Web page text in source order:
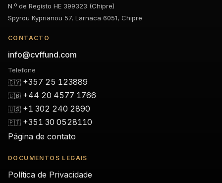
N.º de Registo HE 399323 (Chipre)
Spyrou Kyprianou 57, Larnaca 6051, Chipre
CONTACTO
info@cvffund.com
Telefone
🇨🇾 +357 25 123889
🇬🇧 +44 20 4577 1766
🇺🇸 +1 302 240 2890
🇵🇹 +351 30 0528110
Página de contato
DOCUMENTOS LEGAIS
Política de Privacidade